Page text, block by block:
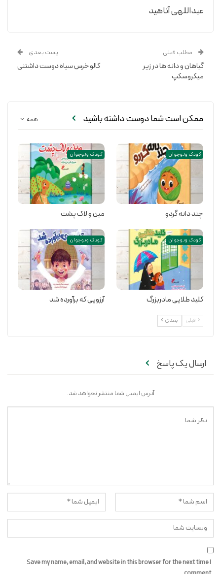
عبداللهی آناهید
مطلب قبلی
گیاهان و دانه ها در زیر
میکروسکپ
پست بعدی
کالو خرس سیاه دوست داشتنی
همه ممکن است شما دوست داشته باشید
کودک و نوجوان
چند دانه گردو
کودک و نوجوان
مین و لاک پشت
کودک و نوجوان
کلید طلایی مادربزرگ
کودک و نوجوان
آرزویی که برآورده شد
قبلی بعدی
ارسال یک پاسخ
آدرس ایمیل شما منتشر نخواهد شد.
Save my name, email, and website in this browser for the next time I